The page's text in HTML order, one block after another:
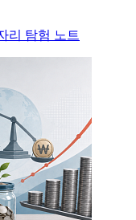
리 탐험 노트